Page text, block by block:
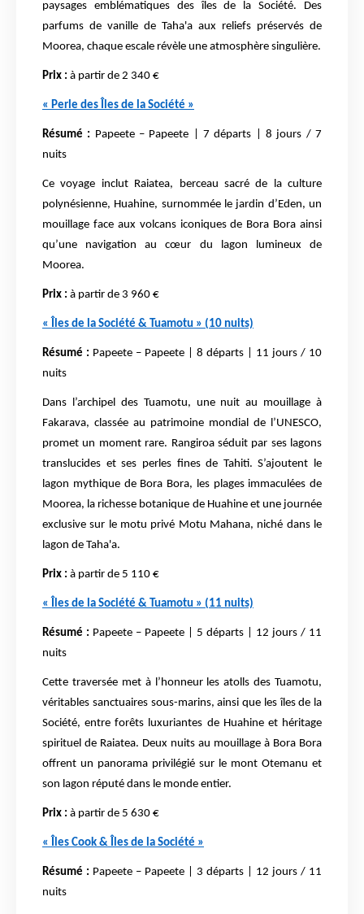
paysages emblématiques des îles de la Société. Des
parfums de vanille de Taha'a aux reliefs préservés de
Moorea, chaque escale révèle une atmosphère singulière.
Prix : à partir de 2 340 €
« Perle des Îles de la Société »
Résumé : Papeete – Papeete | 7 départs | 8 jours / 7
nuits
Ce voyage inclut Raiatea, berceau sacré de la culture
polynésienne, Huahine, surnommée le jardin d’Eden, un
mouillage face aux volcans iconiques de Bora Bora ainsi
qu’une navigation au cœur du lagon lumineux de
Moorea.
Prix : à partir de 3 960 €
« Îles de la Société & Tuamotu » (10 nuits)
Résumé : Papeete – Papeete | 8 départs | 11 jours / 10
nuits
Dans l’archipel des Tuamotu, une nuit au mouillage à
Fakarava, classée au patrimoine mondial de l’UNESCO,
promet un moment rare. Rangiroa séduit par ses lagons
translucides et ses perles fines de Tahiti. S’ajoutent le
lagon mythique de Bora Bora, les plages immaculées de
Moorea, la richesse botanique de Huahine et une journée
exclusive sur le motu privé Motu Mahana, niché dans le
lagon de Taha'a.
Prix : à partir de 5 110 €
« Îles de la Société & Tuamotu » (11 nuits)
Résumé : Papeete – Papeete | 5 départs | 12 jours / 11
nuits
Cette traversée met à l’honneur les atolls des Tuamotu,
véritables sanctuaires sous-marins, ainsi que les îles de la
Société, entre forêts luxuriantes de Huahine et héritage
spirituel de Raiatea. Deux nuits au mouillage à Bora Bora
offrent un panorama privilégié sur le mont Otemanu et
son lagon réputé dans le monde entier.
Prix : à partir de 5 630 €
« Îles Cook & Îles de la Société »
Résumé : Papeete – Papeete | 3 départs | 12 jours / 11
nuits